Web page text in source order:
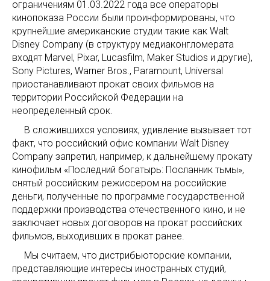
ограничениям 01.03.2022 года все операторы
кинопоказа России были проинформированы, что
крупнейшие американские студии такие как Walt
Disney Company (в структуру медиаконгломерата
входят Marvel, Pixar, Lucasfilm, Maker Studios и другие),
Sony Pictures, Warner Bros., Paramount, Universal
приостанавливают прокат своих фильмов на
территории Российской Федерации на
неопределенный срок.
В сложившихся условиях, удивление вызывает тот
факт, что российский офис компании Walt Disney
Company запретил, например, к дальнейшему прокату
кинофильм «Последний богатырь: Посланник тьмы»,
снятый российским режиссером на российские
деньги, полученные по программе государственной
поддержки производства отечественного кино, и не
заключает новых договоров на прокат российских
фильмов, выходивших в прокат ранее.
Мы считаем, что дистрибьюторские компании,
представляющие интересы иностранных студий,